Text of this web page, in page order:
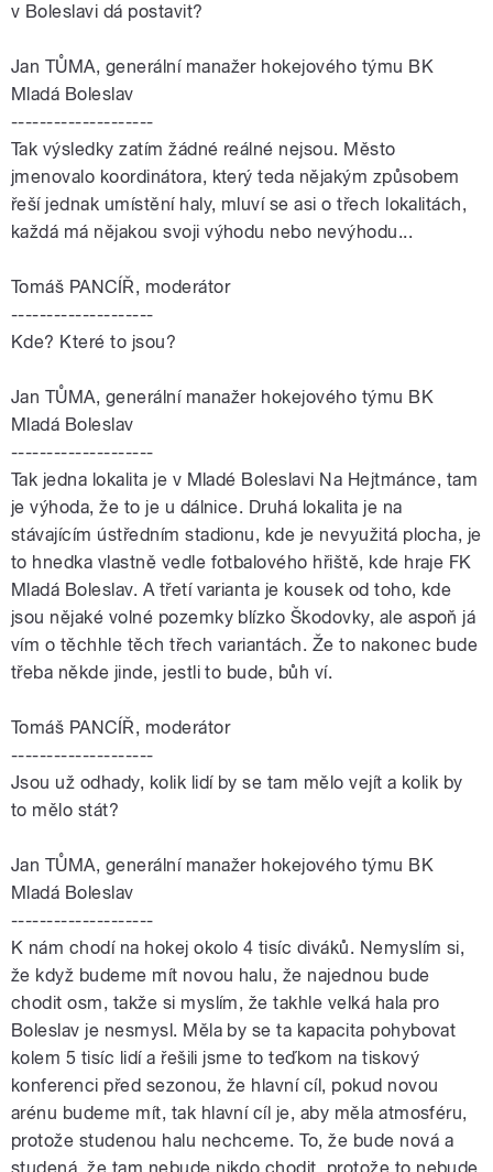
v Boleslavi dá postavit?
Jan TŮMA, generální manažer hokejového týmu BK
Mladá Boleslav
--------------------
Tak výsledky zatím žádné reálné nejsou. Město
jmenovalo koordinátora, který teda nějakým způsobem
řeší jednak umístění haly, mluví se asi o třech lokalitách,
každá má nějakou svoji výhodu nebo nevýhodu...
Tomáš PANCÍŘ, moderátor
--------------------
Kde? Které to jsou?
Jan TŮMA, generální manažer hokejového týmu BK
Mladá Boleslav
--------------------
Tak jedna lokalita je v Mladé Boleslavi Na Hejtmánce, tam
je výhoda, že to je u dálnice. Druhá lokalita je na
stávajícím ústředním stadionu, kde je nevyužitá plocha, je
to hnedka vlastně vedle fotbalového hřiště, kde hraje FK
Mladá Boleslav. A třetí varianta je kousek od toho, kde
jsou nějaké volné pozemky blízko Škodovky, ale aspoň já
vím o těchhle těch třech variantách. Že to nakonec bude
třeba někde jinde, jestli to bude, bůh ví.
Tomáš PANCÍŘ, moderátor
--------------------
Jsou už odhady, kolik lidí by se tam mělo vejít a kolik by
to mělo stát?
Jan TŮMA, generální manažer hokejového týmu BK
Mladá Boleslav
--------------------
K nám chodí na hokej okolo 4 tisíc diváků. Nemyslím si,
že když budeme mít novou halu, že najednou bude
chodit osm, takže si myslím, že takhle velká hala pro
Boleslav je nesmysl. Měla by se ta kapacita pohybovat
kolem 5 tisíc lidí a řešili jsme to teďkom na tiskový
konferenci před sezonou, že hlavní cíl, pokud novou
arénu budeme mít, tak hlavní cíl je, aby měla atmosféru,
protože studenou halu nechceme. To, že bude nová a